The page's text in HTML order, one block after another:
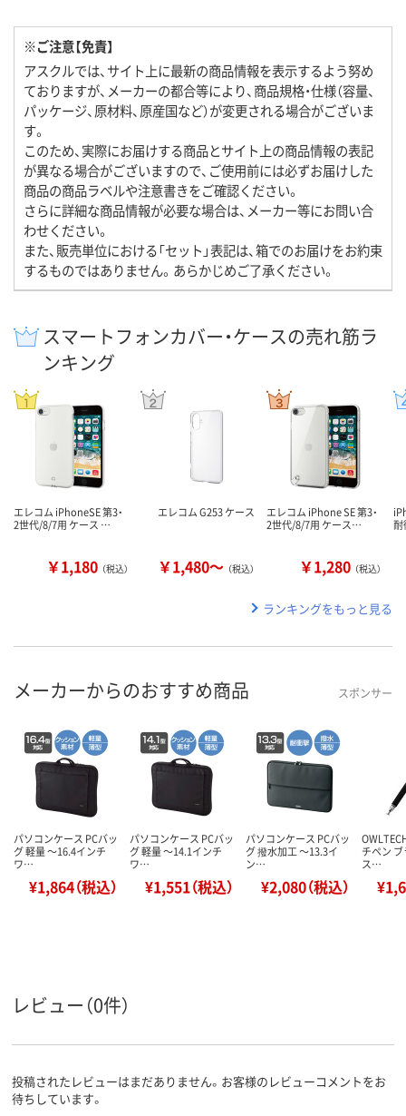
※ご注意【免責】
アスクルでは、サイト上に最新の商品情報を表示するよう努め
ておりますが、メーカーの都合等により、商品規格・仕様（容量、
パッケージ、原材料、原産国など）が変更される場合がございま
す。
このため、実際にお届けする商品とサイト上の商品情報の表記
が異なる場合がございますので、ご使用前には必ずお届けした
商品の商品ラベルや注意書きをご確認ください。
さらに詳細な商品情報が必要な場合は、メーカー等にお問い合
わせください。
また、販売単位における「セット」表記は、箱でのお届けをお約束
するものではありません。あらかじめご了承ください。
スマートフォンカバー・ケースの売れ筋ラ
ンキング
エレコム iPhoneSE 第3・
2世代/8/7用 ケース …
￥1,180 （税込）
エレコム G253 ケース
￥1,480～ （税込）
エレコム iPhone SE 第3・
2世代/8/7用 ケース…
￥1,280 （税込）
ランキングをもっと見る
メーカーからのおすすめ商品 スポンサー
パソコンケース PCバッ
グ 軽量 ～16.4インチ
ワ…
¥1,864（税込）
パソコンケース PCバッ
グ 軽量 ～14.1インチ
ワ…
¥1,551（税込）
パソコンケース PCバッ
グ 撥水加工 ～13.3イ
ン…
¥2,080（税込）
チペン
ス…
レビュー（0件）
投稿されたレビューはまだありません。お客様のレビューコメントをお
待ちしています。